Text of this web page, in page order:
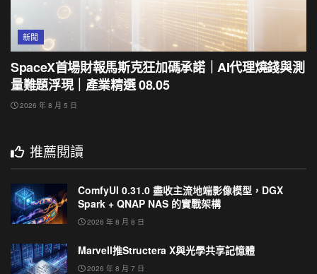
新聞
SpaceX首場財報馬斯克狂加碼承諾｜AI代理燒錢與測
量難題浮現｜產業精選 08.05
2026 年 8 月 5 日
推薦閱讀
ComfyUI 0.31.0 盡收主流地端影像模型，DGX
Spark + QNAP NAS 的實戰架構
2026 年 8 月 8 日
Marvell推Structera X與光學共享記憶體
2026 年 8 月 7 日